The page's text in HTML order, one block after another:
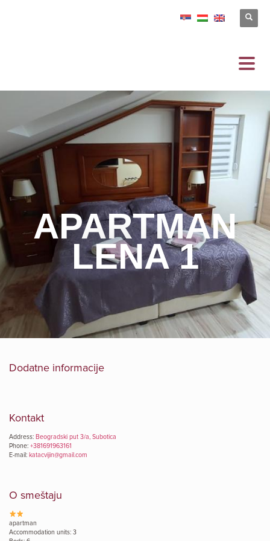
APARTMAN
LENA 1
Dodatne informacije
Kontakt
Address: Beogradski put 3/a, Subotica
Phone: +381691963161
E-mail: katacvijin@gmail.com
O smeštaju
apartman
Accommodation units: 3